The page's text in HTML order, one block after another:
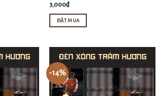
được
chọn
trang
sản
phẩm
3,000₫
ĐẶT MUA
-14%